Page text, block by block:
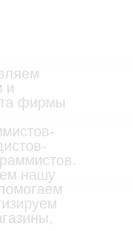
и
фирмы
нашу